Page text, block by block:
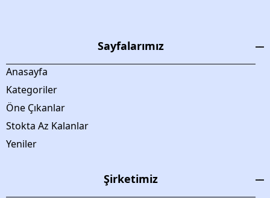
Sayfalarımız
Anasayfa
Kategoriler
Öne Çıkanlar
Stokta Az Kalanlar
Yeniler
Şirketimiz